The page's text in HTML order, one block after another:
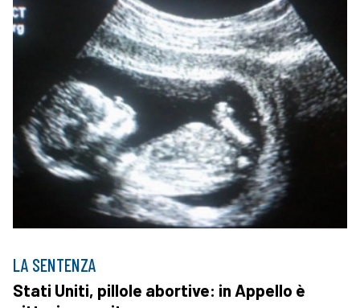
LA SENTENZA
Stati Uniti, pillole abortive: in Appello è